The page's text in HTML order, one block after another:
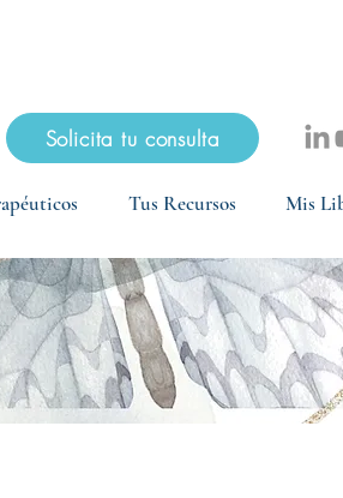
Solicita tu consulta
Tus Recursos Mis